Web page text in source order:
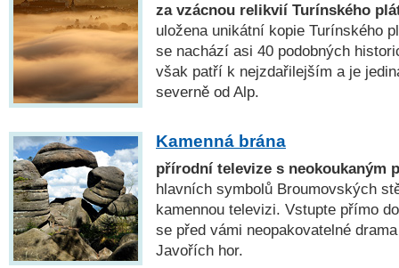
za vzácnou relikvií Turínského
uložena unikátní kopie Turínského
se nachází asi 40 podobných
však patří k nejzdařilejším a je
severně od Alp.
Kamenná brána
přírodní televize s neokoukaným
hlavních symbolů Broumovských
kamennou televizi. Vstupte přímo
se před vámi neopakovatelné
Javořích hor.